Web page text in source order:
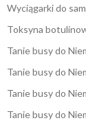
Wyciągarki do
Toksyna
Tanie busy do
Tanie busy do
Tanie busy do
Tanie busy do